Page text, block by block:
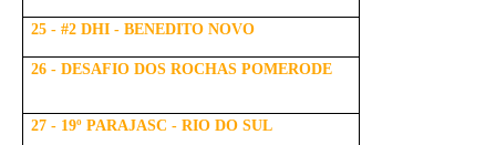
25 - #2 DHI - BENEDITO NOVO
26 - DESAFIO DOS ROCHAS POMERODE
27 - 19º PARAJASC - RIO DO SUL